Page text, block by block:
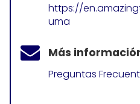
https://
uma
Más
Preguntas